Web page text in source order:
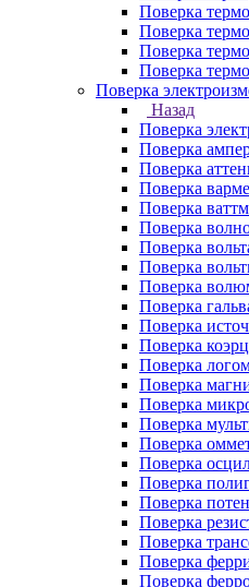
Поверка
Поверка
Поверка
Поверка
Поверка
Назад
Поверка
Поверка
Поверка
Поверка
Поверка
Поверка
Поверка
Поверка
Поверка
Поверка
Поверка
Поверка
Поверка
Поверка
Поверка
Поверка
Поверка
Поверка
Поверка
Поверка
Поверка
Поверка
Поверка
Поверка